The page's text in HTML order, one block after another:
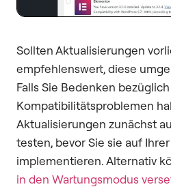
Sollten Aktualisierungen
empfehlenswert, diese
Falls Sie Bedenken bezüglich
Kompatibilitätsproblemen
Aktualisierungen zunächst
testen, bevor Sie sie auf
implementieren. Alternativ
in den Wartungsmodus